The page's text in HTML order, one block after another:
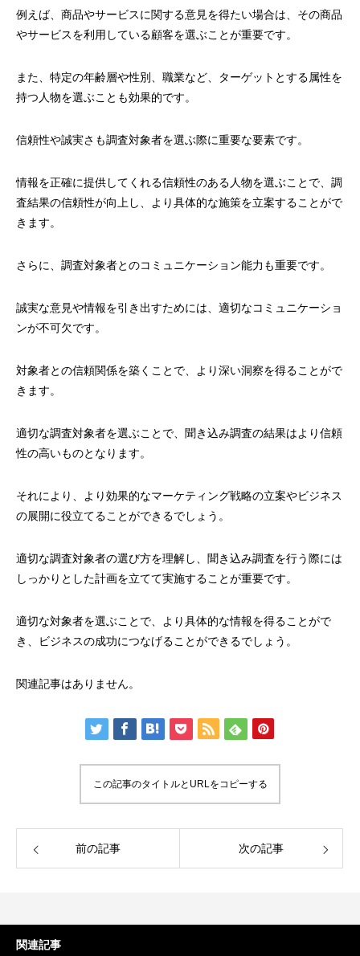
例えば、商品やサービスに関する意見を得たい場合は、その商品
やサービスを利用している顧客を選ぶことが重要です。
また、特定の年齢層や性別、職業など、ターゲットとする属性を
持つ人物を選ぶことも効果的です。
信頼性や誠実さも調査対象者を選ぶ際に重要な要素です。
情報を正確に提供してくれる信頼性のある人物を選ぶことで、調
査結果の信頼性が向上し、より具体的な施策を立案することがで
きます。
さらに、調査対象者とのコミュニケーション能力も重要です。
誠実な意見や情報を引き出すためには、適切なコミュニケーショ
ンが不可欠です。
対象者との信頼関係を築くことで、より深い洞察を得ることがで
きます。
適切な調査対象者を選ぶことで、聞き込み調査の結果はより信頼
性の高いものとなります。
それにより、より効果的なマーケティング戦略の立案やビジネス
の展開に役立てることができるでしょう。
適切な調査対象者の選び方を理解し、聞き込み調査を行う際には
しっかりとした計画を立てて実施することが重要です。
適切な対象者を選ぶことで、より具体的な情報を得ることがで
き、ビジネスの成功につなげることができるでしょう。
関連記事はありません。
この記事のタイトルとURLをコピーする
前の記事 次の記事
関連記事